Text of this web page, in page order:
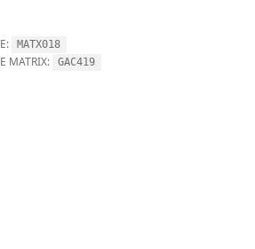
MATX018
MATRIX: GAC419